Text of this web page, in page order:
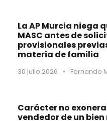
La AP Murcia niega
MASC antes de
provisionales
materia de familia
30 julio 2026 • Fernando
Carácter no
vendedor de un